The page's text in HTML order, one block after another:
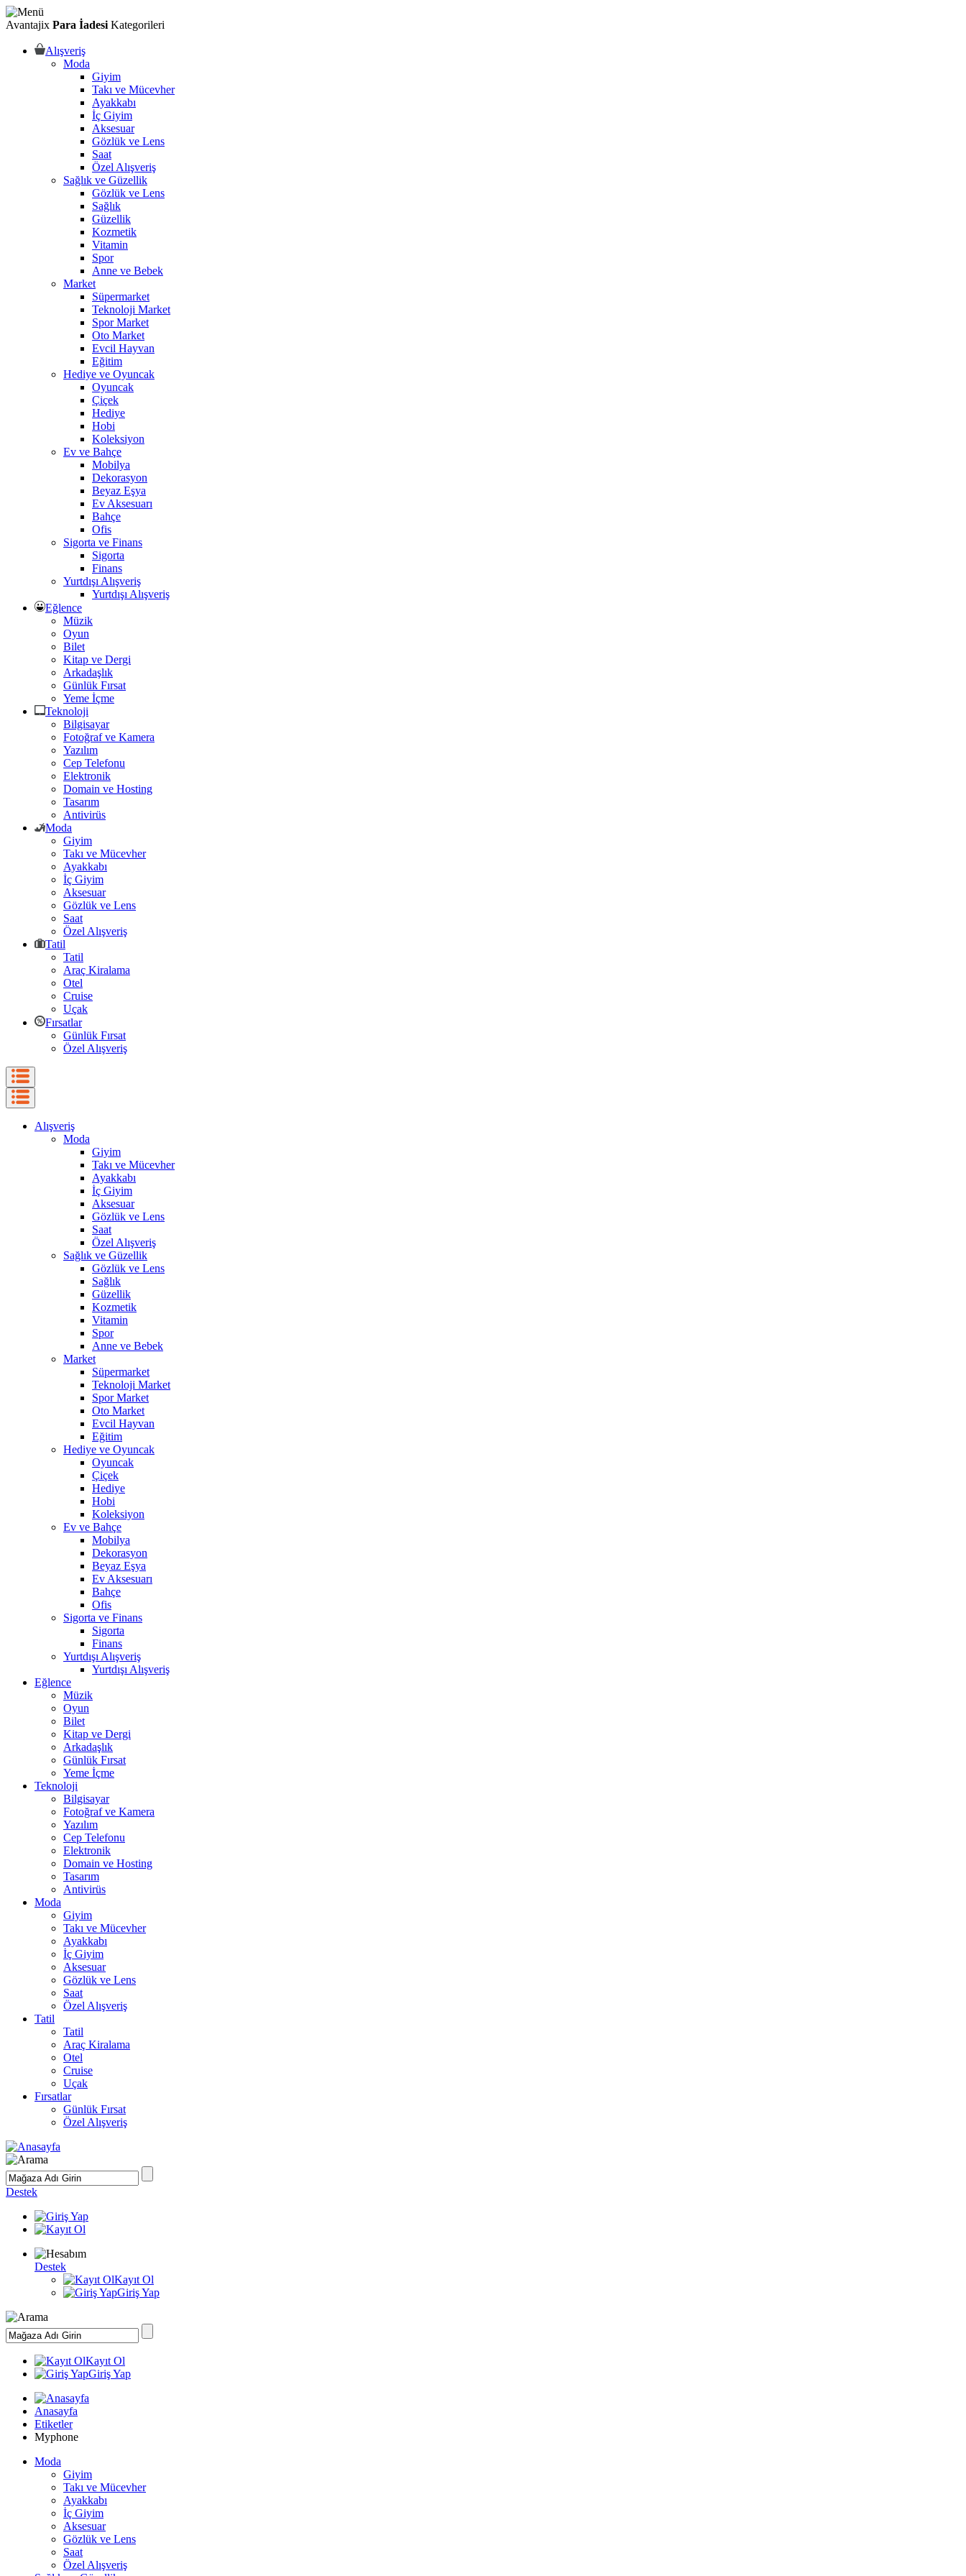
Avantajix Para İadesi Kategorileri
Alışveriş
Moda
Giyim
Takı ve Mücevher
Ayakkabı
İç Giyim
Aksesuar
Gözlük ve Lens
Saat
Özel Alışveriş
Sağlık ve Güzellik
Gözlük ve Lens
Sağlık
Güzellik
Kozmetik
Vitamin
Spor
Anne ve Bebek
Market
Süpermarket
Teknoloji Market
Spor Market
Oto Market
Evcil Hayvan
Eğitim
Hediye ve Oyuncak
Oyuncak
Çiçek
Hediye
Hobi
Koleksiyon
Ev ve Bahçe
Mobilya
Dekorasyon
Beyaz Eşya
Ev Aksesuarı
Bahçe
Ofis
Sigorta ve Finans
Sigorta
Finans
Yurtdışı Alışveriş
Yurtdışı Alışveriş
Eğlence
Müzik
Oyun
Bilet
Kitap ve Dergi
Arkadaşlık
Günlük Fırsat
Yeme İçme
Teknoloji
Bilgisayar
Fotoğraf ve Kamera
Yazılım
Cep Telefonu
Elektronik
Domain ve Hosting
Tasarım
Antivirüs
Moda
Giyim
Takı ve Mücevher
Ayakkabı
İç Giyim
Aksesuar
Gözlük ve Lens
Saat
Özel Alışveriş
Tatil
Tatil
Araç Kiralama
Otel
Cruise
Uçak
Fırsatlar
Günlük Fırsat
Özel Alışveriş
Alışveriş
Moda
Giyim
Takı ve Mücevher
Ayakkabı
İç Giyim
Aksesuar
Gözlük ve Lens
Saat
Özel Alışveriş
Sağlık ve Güzellik
Gözlük ve Lens
Sağlık
Güzellik
Kozmetik
Vitamin
Spor
Anne ve Bebek
Market
Süpermarket
Teknoloji Market
Spor Market
Oto Market
Evcil Hayvan
Eğitim
Hediye ve Oyuncak
Oyuncak
Çiçek
Hediye
Hobi
Koleksiyon
Ev ve Bahçe
Mobilya
Dekorasyon
Beyaz Eşya
Ev Aksesuarı
Bahçe
Ofis
Sigorta ve Finans
Sigorta
Finans
Yurtdışı Alışveriş
Yurtdışı Alışveriş
Eğlence
Müzik
Oyun
Bilet
Kitap ve Dergi
Arkadaşlık
Günlük Fırsat
Yeme İçme
Teknoloji
Bilgisayar
Fotoğraf ve Kamera
Yazılım
Cep Telefonu
Elektronik
Domain ve Hosting
Tasarım
Antivirüs
Moda
Giyim
Takı ve Mücevher
Ayakkabı
İç Giyim
Aksesuar
Gözlük ve Lens
Saat
Özel Alışveriş
Tatil
Tatil
Araç Kiralama
Otel
Cruise
Uçak
Fırsatlar
Günlük Fırsat
Özel Alışveriş
Destek
Destek
Kayıt Ol
Giriş Yap
Kayıt Ol
Giriş Yap
Anasayfa
Etiketler
Myphone
Moda
Giyim
Takı ve Mücevher
Ayakkabı
İç Giyim
Aksesuar
Gözlük ve Lens
Saat
Özel Alışveriş